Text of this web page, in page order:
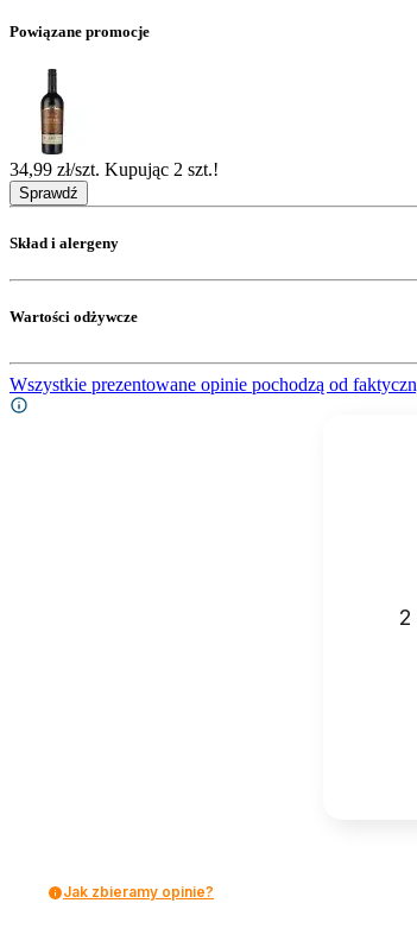
Powiązane promocje
34,99 zł/szt. Kupując 2 szt.!
Sprawdź
Skład i alergeny
Wartości odżywcze
Wszystkie prezentowane opinie pochodzą od
2
Jak zbieramy opinie?